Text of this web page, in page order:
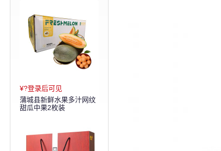
¥?登录后可见
蒲城县新鲜水果多汁网纹
甜瓜中果2枚装